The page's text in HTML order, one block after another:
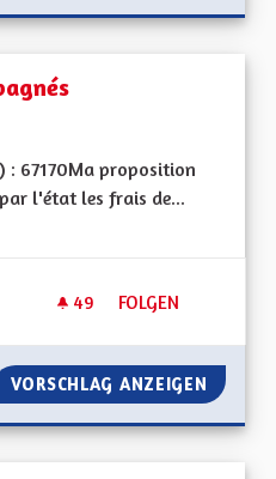
: 67170Ma proposition
l'état les frais de...
49 49 FOLLOWER
FOLGEN
MINEURS NON
VORSCHLAG ANZEIGEN